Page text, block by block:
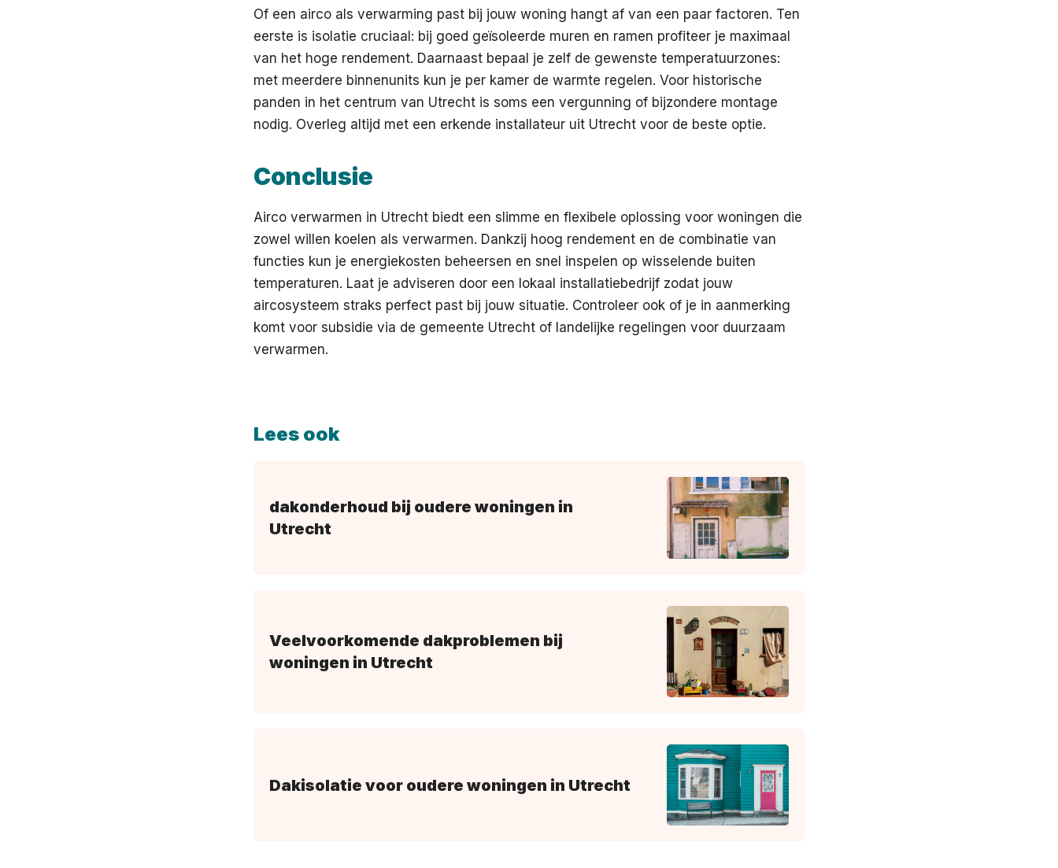
Of een airco als verwarming past bij jouw woning hangt af van een paar factoren. Ten
eerste is isolatie cruciaal: bij goed geïsoleerde muren en ramen profiteer je maximaal
van het hoge rendement. Daarnaast bepaal je zelf de gewenste temperatuurzones:
met meerdere binnenunits kun je per kamer de warmte regelen. Voor historische
panden in het centrum van Utrecht is soms een vergunning of bijzondere montage
nodig. Overleg altijd met een erkende installateur uit Utrecht voor de beste optie.
Conclusie
Airco verwarmen in Utrecht biedt een slimme en flexibele oplossing voor woningen die
zowel willen koelen als verwarmen. Dankzij hoog rendement en de combinatie van
functies kun je energiekosten beheersen en snel inspelen op wisselende buiten
temperaturen. Laat je adviseren door een lokaal installatiebedrijf zodat jouw
aircosysteem straks perfect past bij jouw situatie. Controleer ook of je in aanmerking
komt voor subsidie via de gemeente Utrecht of landelijke regelingen voor duurzaam
verwarmen.
Lees ook
dakonderhoud bij oudere woningen in
Utrecht
Veelvoorkomende dakproblemen bij
woningen in Utrecht
Dakisolatie voor oudere woningen in Utrecht